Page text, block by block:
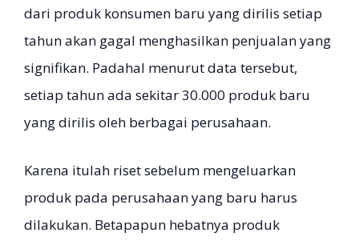
dari produk konsumen baru yang dirilis setiap
tahun akan gagal menghasilkan penjualan yang
signifikan. Padahal menurut data tersebut,
setiap tahun ada sekitar 30.000 produk baru
yang dirilis oleh berbagai perusahaan.
Karena itulah riset sebelum mengeluarkan
produk pada perusahaan yang baru harus
dilakukan. Betapapun hebatnya produk